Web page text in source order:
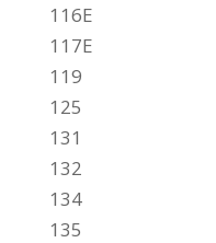
116E
117E
119
125
131
132
134
135